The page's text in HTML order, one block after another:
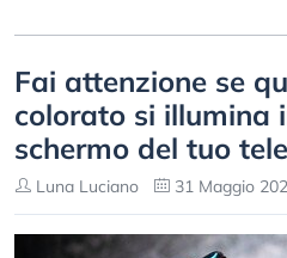
Fai attenzione se
colorato si illumina
schermo del tuo
Luna Luciano 31 Maggio